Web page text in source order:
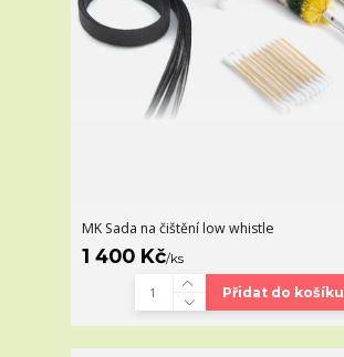
MK Sada na čištění low whistle
1 400 Kč/ks
Přidat do košíku